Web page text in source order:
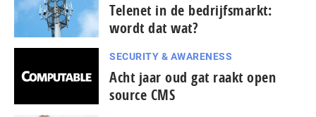
Telenet in de bedrijfsmarkt:
wordt dat wat?
SECURITY & AWARENESS
Acht jaar oud gat raakt open
source CMS